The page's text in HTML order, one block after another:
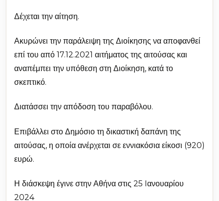
Δέχεται την αίτηση.
Ακυρώνει την παράλειψη της Διοίκησης να αποφανθεί
επί του από 17.12.2021 αιτήματος της αιτούσας και
αναπέμπει την υπόθεση στη Διοίκηση, κατά το
σκεπτικό.
Διατάσσει την απόδοση του παραβόλου.
Επιβάλλει στο Δημόσιο τη δικαστική δαπάνη της
αιτούσας, η οποία ανέρχεται σε εννιακόσια είκοσι (920)
ευρώ.
Η διάσκεψη έγινε στην Αθήνα στις 25 Iανουαρίου
2024